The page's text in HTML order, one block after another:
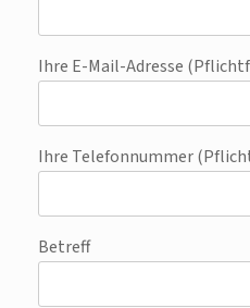
Ihre E-Mail-Adresse
Ihre Telefonnummer
Betreff